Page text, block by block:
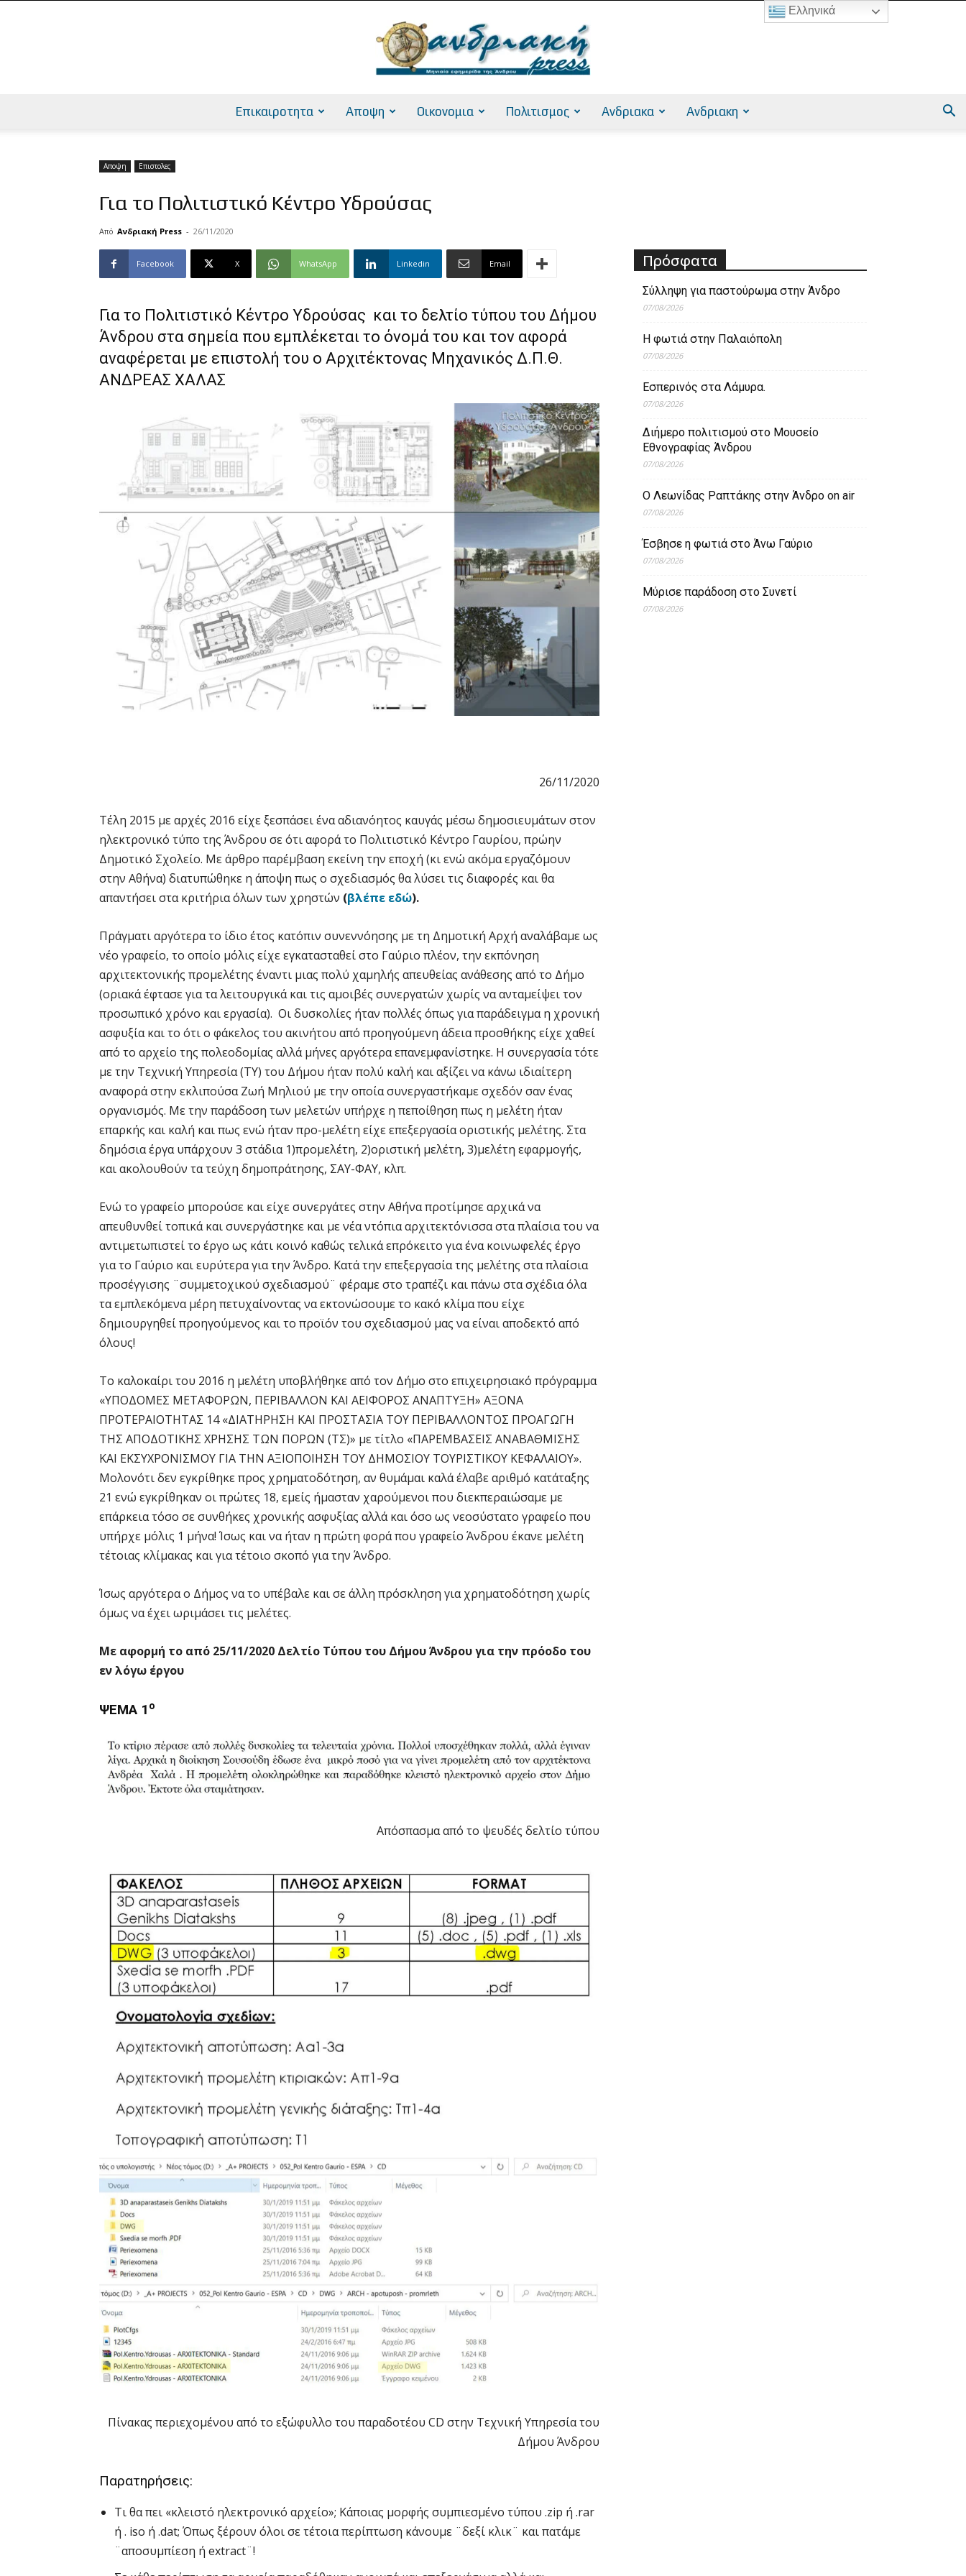
Επικαιροτητα Αποψη Οικονομια Πολιτισμος Ανδριακα Ανδριακη
Αποψη Επιστολες
Για το Πολιτιστικό Κέντρο Υδρούσας
Από Ανδριακή Press - 26/11/2020
Facebook X WhatsApp Linkedin Email
Για το Πολιτιστικό Κέντρο Υδρούσας και το δελτίο τύπου του Δήμου
Άνδρου στα σημεία που εμπλέκεται το όνομά του και τον αφορά
αναφέρεται με επιστολή του ο Αρχιτέκτονας Μηχανικός Δ.Π.Θ.
ΑΝΔΡΕΑΣ ΧΑΛΑΣ
26/11/2020
Τέλη 2015 με αρχές 2016 είχε ξεσπάσει ένα αδιανόητος καυγάς μέσω δημοσιευμάτων στον
ηλεκτρονικό τύπο της Άνδρου σε ότι αφορά το Πολιτιστικό Κέντρο Γαυρίου, πρώην
Δημοτικό Σχολείο. Με άρθρο παρέμβαση εκείνη την εποχή (κι ενώ ακόμα εργαζόμουν
στην Αθήνα) διατυπώθηκε η άποψη πως ο σχεδιασμός θα λύσει τις διαφορές και θα
απαντήσει στα κριτήρια όλων των χρηστών (βλέπε εδώ).
Πράγματι αργότερα το ίδιο έτος κατόπιν συνεννόησης με τη Δημοτική Αρχή αναλάβαμε ως
νέο γραφείο, το οποίο μόλις είχε εγκατασταθεί στο Γαύριο πλέον, την εκπόνηση
αρχιτεκτονικής προμελέτης έναντι μιας πολύ χαμηλής απευθείας ανάθεσης από το Δήμο
(οριακά έφτασε για τα λειτουργικά και τις αμοιβές συνεργατών χωρίς να ανταμείψει τον
προσωπικό χρόνο και εργασία). Οι δυσκολίες ήταν πολλές όπως για παράδειγμα η χρονική
ασφυξία και το ότι ο φάκελος του ακινήτου από προηγούμενη άδεια προσθήκης είχε χαθεί
από το αρχείο της πολεοδομίας αλλά μήνες αργότερα επανεμφανίστηκε. Η συνεργασία τότε
με την Τεχνική Υπηρεσία (ΤΥ) του Δήμου ήταν πολύ καλή και αξίζει να κάνω ιδιαίτερη
αναφορά στην εκλιπούσα Ζωή Μηλιού με την οποία συνεργαστήκαμε σχεδόν σαν ένας
οργανισμός. Με την παράδοση των μελετών υπήρχε η πεποίθηση πως η μελέτη ήταν
επαρκής και καλή και πως ενώ ήταν προ-μελέτη είχε επεξεργασία οριστικής μελέτης. Στα
δημόσια έργα υπάρχουν 3 στάδια 1)προμελέτη, 2)οριστική μελέτη, 3)μελέτη εφαρμογής,
και ακολουθούν τα τεύχη δημοπράτησης, ΣΑΥ-ΦΑΥ, κλπ.
Ενώ το γραφείο μπορούσε και είχε συνεργάτες στην Αθήνα προτίμησε αρχικά να
απευθυνθεί τοπικά και συνεργάστηκε και με νέα ντόπια αρχιτεκτόνισσα στα πλαίσια του να
αντιμετωπιστεί το έργο ως κάτι κοινό καθώς τελικά επρόκειτο για ένα κοινωφελές έργο
για το Γαύριο και ευρύτερα για την Άνδρο. Κατά την επεξεργασία της μελέτης στα πλαίσια
προσέγγισης ¨συμμετοχικού σχεδιασμού¨ φέραμε στο τραπέζι και πάνω στα σχέδια όλα
τα εμπλεκόμενα μέρη πετυχαίνοντας να εκτονώσουμε το κακό κλίμα που είχε
δημιουργηθεί προηγούμενος και το προϊόν του σχεδιασμού μας να είναι αποδεκτό από
όλους!
Το καλοκαίρι του 2016 η μελέτη υποβλήθηκε από τον Δήμο στο επιχειρησιακό πρόγραμμα
«ΥΠΟΔΟΜΕΣ ΜΕΤΑΦΟΡΩΝ, ΠΕΡΙΒΑΛΛΟΝ ΚΑΙ ΑΕΙΦΟΡΟΣ ΑΝΑΠΤΥΞΗ» ΑΞΟΝΑ
ΠΡΟΤΕΡΑΙΟΤΗΤΑΣ 14 «ΔΙΑΤΗΡΗΣΗ ΚΑΙ ΠΡΟΣΤΑΣΙΑ ΤΟΥ ΠΕΡΙΒΑΛΛΟΝΤΟΣ ΠΡΟΑΓΩΓΗ
ΤΗΣ ΑΠΟΔΟΤΙΚΗΣ ΧΡΗΣΗΣ ΤΩΝ ΠΟΡΩΝ (ΤΣ)» με τίτλο «ΠΑΡΕΜΒΑΣΕΙΣ ΑΝΑΒΑΘΜΙΣΗΣ
ΚΑΙ ΕΚΣΥΧΡΟΝΙΣΜΟΥ ΓΙΑ ΤΗΝ ΑΞΙΟΠΟΙΗΣΗ ΤΟΥ ΔΗΜΟΣΙΟΥ ΤΟΥΡΙΣΤΙΚΟΥ ΚΕΦΑΛΑΙΟΥ».
Μολονότι δεν εγκρίθηκε προς χρηματοδότηση, αν θυμάμαι καλά έλαβε αριθμό κατάταξης
21 ενώ εγκρίθηκαν οι πρώτες 18, εμείς ήμασταν χαρούμενοι που διεκπεραιώσαμε με
επάρκεια τόσο σε συνθήκες χρονικής ασφυξίας αλλά και όσο ως νεοσύστατο γραφείο που
υπήρχε μόλις 1 μήνα! Ίσως και να ήταν η πρώτη φορά που γραφείο Άνδρου έκανε μελέτη
τέτοιας κλίμακας και για τέτοιο σκοπό για την Άνδρο.
Ίσως αργότερα ο Δήμος να το υπέβαλε και σε άλλη πρόσκληση για χρηματοδότηση χωρίς
όμως να έχει ωριμάσει τις μελέτες.
Με αφορμή το από 25/11/2020 Δελτίο Τύπου του Δήμου Άνδρου για την πρόοδο του
εν λόγω έργου
ΨΕΜΑ 1 ο
Απόσπασμα από το ψευδές δελτίο τύπου
Πίνακας περιεχομένου από το εξώφυλλο του παραδοτέου CD στην Τεχνική Υπηρεσία του
Δήμου Άνδρου
Παρατηρήσεις:
Τι θα πει «κλειστό ηλεκτρονικό αρχείο»; Κάποιας μορφής συμπιεσμένο τύπου .zip ή .rar
ή . iso ή .dat; Όπως ξέρουν όλοι σε τέτοια περίπτωση κάνουμε ¨δεξί κλικ¨ και πατάμε
¨αποσυμπίεση ή extract¨!
Πρόσφατα
Σύλληψη για παστούρωμα στην Άνδρο
07/08/2026
Η φωτιά στην Παλαιόπολη
07/08/2026
Εσπερινός στα Λάμυρα.
07/08/2026
Διήμερο πολιτισμού στο Μουσείο
Εθνογραφίας Άνδρου
07/08/2026
Ο Λεωνίδας Ραπτάκης στην Άνδρο on air
07/08/2026
Έσβησε η φωτιά στο Άνω Γαύριο
07/08/2026
Μύρισε παράδοση στο Συνετί
07/08/2026
Ελληνικά